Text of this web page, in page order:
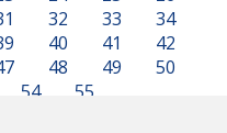
32 33
34
40 41
42
48 49
50
54 55